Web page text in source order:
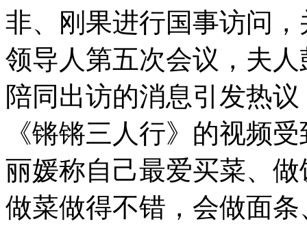
男子3美元淘碗 拍出220万美元
武汉一高校开设《恋爱与婚姻》课程
记者调查兰州动物园虐待大熊猫事件
非、刚果进行国事访问
领导人第五次会议，夫
陪同出访的消息引发热
《锵锵三人行》的视频
丽媛称自己最爱买菜、
做菜做得不错，会做面